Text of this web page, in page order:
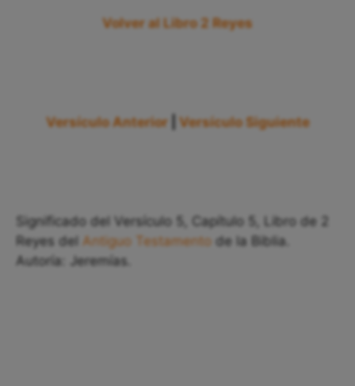
Volver al Libro 2 Reyes
Versículo Anterior Versículo Siguiente
Significado del Versículo 5, Capítulo 5, Libro de 2
Reyes del Antiguo Testamento de la Biblia.
Autoría: Jeremías.